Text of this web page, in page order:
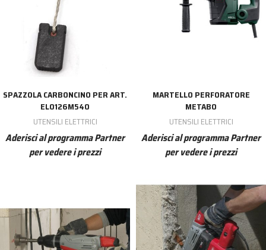
SPAZZOLA CARBONCINO PER ART.
EL0126M540
UTENSILI ELETTRICI
Aderisci al programma Partner
per vedere i prezzi
MARTELLO PERFORATORE
METABO
UTENSILI ELETTRICI
Aderisci al programma Partner
per vedere i prezzi